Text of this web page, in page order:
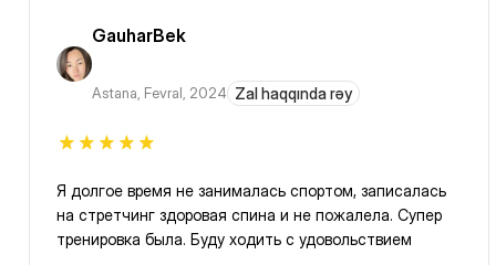
GauharBek
Astana, Fevral, 2024 Zal haqqında rəy
Я долгое время не занималась спортом, записалась
на стретчинг здоровая спина и не пожалела. Супер
тренировка была. Буду ходить с удовольствием